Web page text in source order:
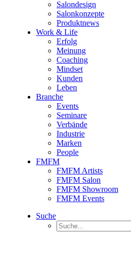
Salondesign
Salonkonzepte
Produktnews
Work & Life
Erfolg
Meinung
Coaching
Mindset
Kunden
Leben
Branche
Events
Seminare
Verbände
Industrie
Marken
People
FMFM
FMFM Artists
FMFM Salon
FMFM Showroom
FMFM Events
Suche